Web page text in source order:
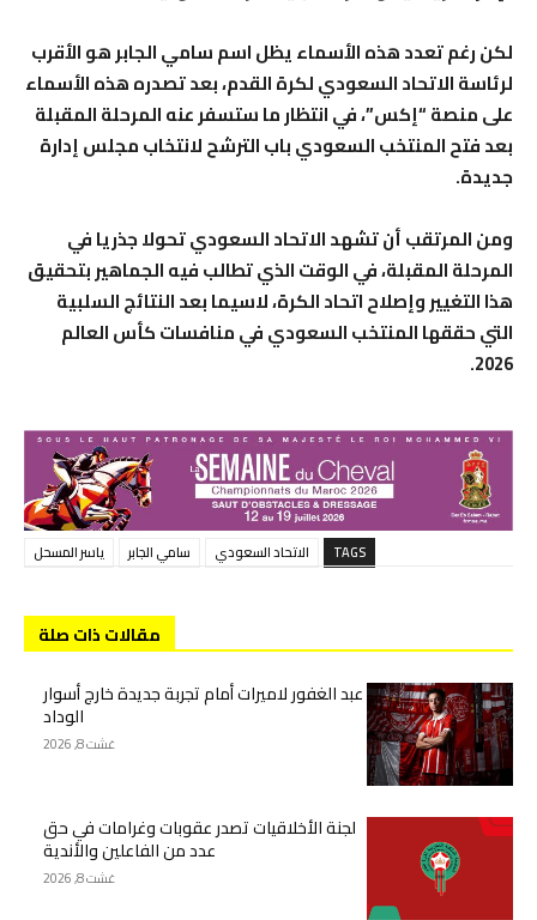
لكن رغم تعدد هذه الأسماء يظل اسم سامي الجابر هو الأقرب
لرئاسة الاتحاد السعودي لكرة القدم، بعد تصدره هذه الأسماء
على منصة “إكس”، في انتظار ما ستسفر عنه المرحلة المقبلة
بعد فتح المنتخب السعودي باب الترشح لانتخاب مجلس إدارة
جديدة.
ومن المرتقب أن تشهد الاتحاد السعودي تحولا جذريا في
المرحلة المقبلة، في الوقت الذي تطالب فيه الجماهير بتحقيق
هذا التغيير وإصلاح اتحاد الكرة، لاسيما بعد النتائج السلبية
التي حققها المنتخب السعودي في منافسات كأس العالم
2026.
TAGS الاتحاد السعودي سامي الجابر ياسر المسحل
مقالات ذات صلة
عبد الغفور لاميرات أمام تجربة جديدة خارج أسوار
الوداد
غشت 8, 2026
لجنة الأخلاقيات تصدر عقوبات وغرامات في حق
عدد من الفاعلين والأندية
غشت 8, 2026